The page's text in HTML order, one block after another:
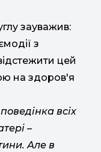
зауважив:
з
цей
на здоров'я
всіх
–
Але в